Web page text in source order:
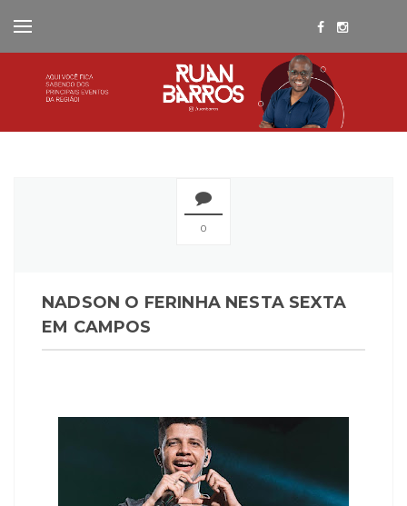
0
NADSON O FERINHA NESTA SEXTA
EM CAMPOS